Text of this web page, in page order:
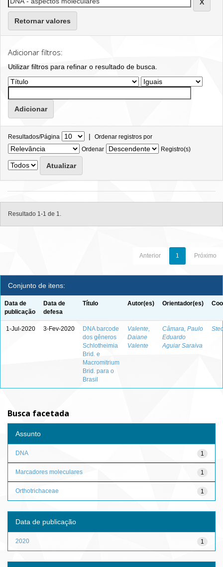
Retornar valores
Adicionar filtros:
Utilizar filtros para refinar o resultado de busca.
Resultados/Página | Ordenar registros por
Ordenar
Registro(s)
Resultado 1-1 de 1.
Anterior 1 Próximo
Conjunto de itens:
Data de
publicação
Data de
defesa
Título Autor(es) Orientador(es)
1-Jul-2020 3-Fev-2020
DNA barcode
dos gêneros
Schlotheimia
Brid. e
Macromitrium
Brid. para o
Brasil
Valente,
Daiane
Valente
Câmara, Paulo
Eduardo
Aguiar Saraiva
Busca facetada
Assunto
1
DNA
1
Marcadores moleculares
1
Orthotrichaceae
Data de publicação
1
2020